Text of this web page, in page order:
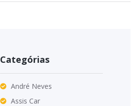
Categórias
André Neves
Assis Car